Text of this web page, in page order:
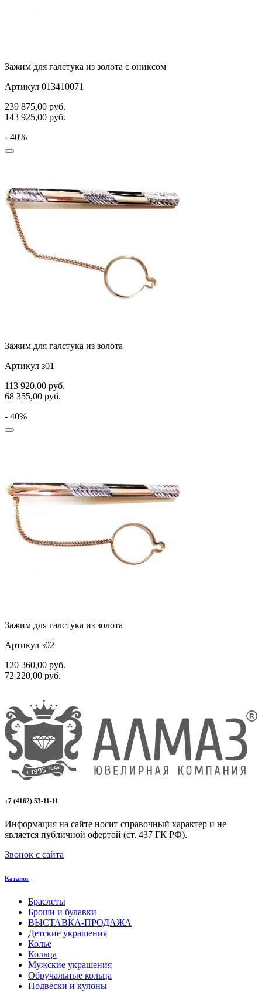
Зажим для галстука из золота с ониксом
Артикул 013410071
239 875,00 руб.
143 925,00 руб.
- 40%
Зажим для галстука из золота
Артикул з01
113 920,00 руб.
68 355,00 руб.
- 40%
Зажим для галстука из золота
Артикул з02
120 360,00 руб.
72 220,00 руб.
+7 (4162) 53-11-11
Информация на сайте носит справочный характер и не
является публичной офертой (ст. 437 ГК РФ).
Звонок с сайта
Каталог
Браслеты
Броши и булавки
ВЫСТАВКА-ПРОДАЖА
Детские украшения
Колье
Кольца
Мужские украшения
Обручальные кольца
Подвески и кулоны